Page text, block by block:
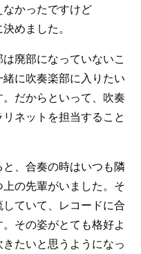
かったですけど
めました。
廃部になっていないこ
に吹奏楽部に入りたい
だからといって、吹奏
ネットを担当すること
、合奏の時はいつも隣
の先輩がいました。そ
ていて、レコードに合
その姿がとても格好よ
たいと思うようになっ